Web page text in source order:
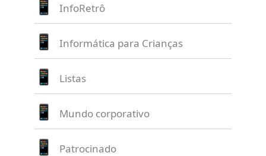
InfoRetrô
Informática para Crianças
Listas
Mundo corporativo
Patrocinado